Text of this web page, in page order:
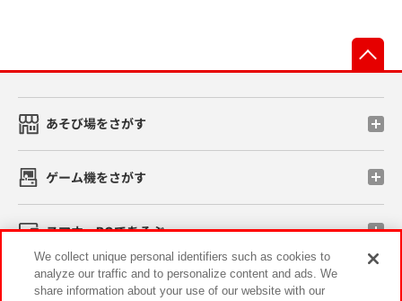
あそび場をさがす
ゲーム機をさがす
スマホ・PCであそぶ
イベント・キャンペーン
We collect unique personal identifiers such as cookies to
analyze our traffic and to personalize content and ads. We
share information about your use of our website with our